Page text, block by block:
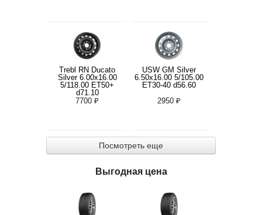
Trebl RN Ducato
Silver 6.00x16.00
5/118.00 ET50+
d71.10
7700 ₽
USW GM Silver
6.50x16.00 5/105.00
ET30-40 d56.60
2950 ₽
Посмотреть еще
Выгодная цена